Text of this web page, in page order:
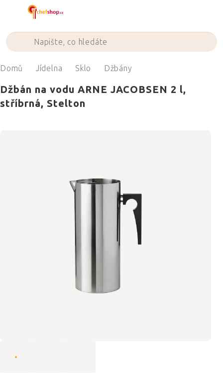
Domů Jídelna Sklo Džbány
Džbán na vodu ARNE JACOBSEN 2 l,
stříbrná, Stelton